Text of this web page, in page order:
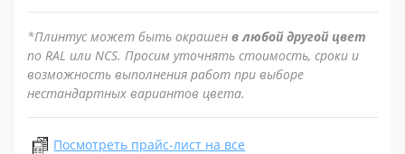
*Плинтус может быть окрашен в любой другой цвет
по RAL или NCS. Просим уточнять стоимость, сроки и
возможность выполнения работ при выборе
нестандартных вариантов цвета.
Посмотреть прайс-лист на все